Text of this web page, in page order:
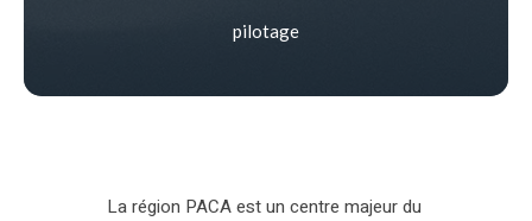
pilotage
La région PACA est un centre majeur du